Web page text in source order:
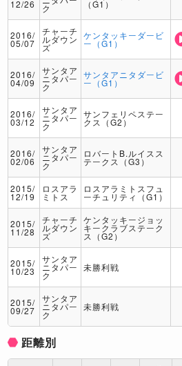
12/26 ク （G1）
2016/
05/07
チャーチ
ルダウン
ズ
ケンタッキーダービ
ー（G1）
2016/
04/09
サンタア
ニタパー
ク
サンタアニタダービ
ー（G1）
2016/
03/12
サンタア
ニタパー
ク
サンフェリペステー
クス（G2）
2016/
02/06
サンタア
ニタパー
ク
ロバートB.ルイスス
テークス（G3）
2015/
12/19
ロスアラ
ミトス
ロスアラミトスフュ
ーチュリティ（G1）
2015/
11/28
チャーチ
ルダウン
ズ
ケンタッキージョッ
キークラブステーク
ス（G2）
2015/
10/23
サンタア
ニタパー
ク
未勝利戦
2015/
09/27
サンタア
ニタパー
ク
未勝利戦
距離別